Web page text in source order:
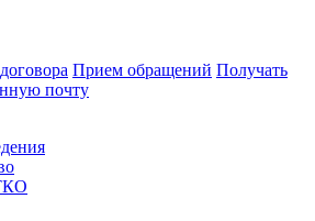
Прием обращений Получать
почту